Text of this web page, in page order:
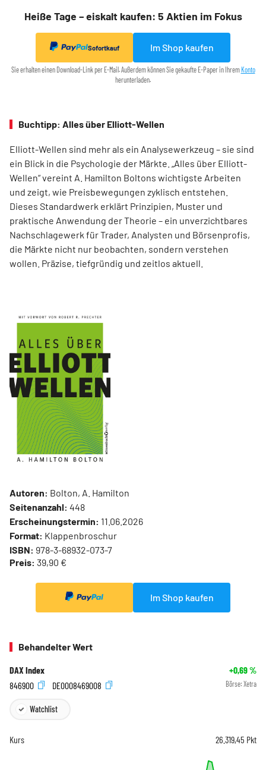
Heiße Tage – eiskalt kaufen: 5 Aktien im Fokus
Sofortkauf Im Shop kaufen
Sie erhalten einen Download-Link per E-Mail. Außerdem können Sie gekaufte E-Paper in Ihrem Konto
herunterladen.
Buchtipp: Alles über Elliott-Wellen
Elliott-Wellen sind mehr als ein Analysewerkzeug – sie sind
ein Blick in die Psychologie der Märkte. „Alles über Elliott-
Wellen“ vereint A. Hamilton Boltons wichtigste Arbeiten
und zeigt, wie Preisbewegungen zyklisch entstehen.
Dieses Standardwerk erklärt Prinzipien, Muster und
praktische Anwendung der Theorie – ein unverzichtbares
Nachschlagewerk für Trader, Analysten und Börsenprofis,
die Märkte nicht nur beobachten, sondern verstehen
wollen. Präzise, tiefgründig und zeitlos aktuell.
Autoren: Bolton, A. Hamilton
Seitenanzahl: 448
Erscheinungstermin: 11.06.2026
Format: Klappenbroschur
ISBN: 978-3-68932-073-7
Preis: 39,90 €
Im Shop kaufen
Behandelter Wert
DAX Index +0,69%
846900
DE0008469008 Börse: Xetra
Watchlist
Kurs 26.319,45 Pkt